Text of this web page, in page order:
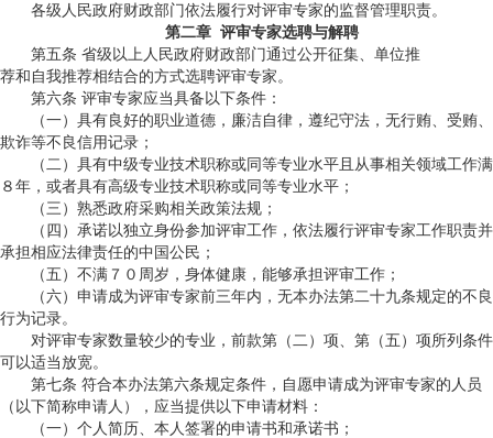
各级人民政府财政部门依法履行对评审专家的监督管理职责。
第二章 评审专家选聘与解聘
第五条 省级以上人民政府财政部门通过公开征集、单位推
荐和自我推荐相结合的方式选聘评审专家。
第六条 评审专家应当具备以下条件：
（一）具有良好的职业道德，廉洁自律，遵纪守法，无行贿、受贿、
欺诈等不良信用记录；
（二）具有中级专业技术职称或同等专业水平且从事相关领域工作满
８年，或者具有高级专业技术职称或同等专业水平；
（三）熟悉政府采购相关政策法规；
（四）承诺以独立身份参加评审工作，依法履行评审专家工作职责并
承担相应法律责任的中国公民；
（五）不满７０周岁，身体健康，能够承担评审工作；
（六）申请成为评审专家前三年内，无本办法第二十九条规定的不良
行为记录。
对评审专家数量较少的专业，前款第（二）项、第（五）项所列条件
可以适当放宽。
第七条 符合本办法第六条规定条件，自愿申请成为评审专家的人员
（以下简称申请人），应当提供以下申请材料：
（一）个人简历、本人签署的申请书和承诺书；